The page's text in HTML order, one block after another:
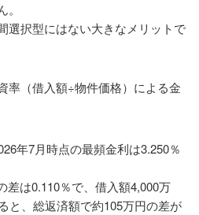
選択型にはない大きなメリットで
率（借入額÷物件価格）による金
年7月時点の最頻金利は3.250％
差は0.110％で、借入額4,000万
と、総返済額で約105万円の差が